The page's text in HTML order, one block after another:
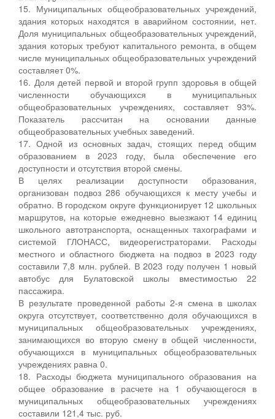
15. Муниципальных общеобразовательных учреждений,
здания которых находятся в аварийном состоянии, нет.
Доля муниципальных общеобразовательных учреждений,
здания которых требуют капитального ремонта, в общем
числе муниципальных общеобразовательных учреждений
составляет 0%.
16. Доля детей первой и второй групп здоровья в общей
численности обучающихся в муниципальных
общеобразовательных учреждениях, составляет 93%.
Показатель рассчитан на основании данные
общеобразовательных учебных заведений.
17. Одной из основных задач, стоящих перед общим
образованием в 2023 году, была обеспечение его
доступности и отсутствия второй смены.
В целях реализации доступности образования,
организован подвоз 286 обучающихся к месту учебы и
обратно. В городском округе функционирует 12 школьных
маршрутов, на которые ежедневно выезжают 14 единиц
школьного автотранспорта, оснащенных тахографами и
системой ГЛОНАСС, видеорегистраторами. Расходы
местного и областного бюджета на подвоз в 2023 году
составили 7,8 млн. рублей. В 2023 году получен 1 новый
автобус для Булатовской школы вместимостью 22
пассажира.
В результате проведенной работы 2-я смена в школах
округа отсутствует, соответственно доля обучающихся в
муниципальных общеобразовательных учреждениях,
занимающихся во вторую смену в общей численности,
обучающихся в муниципальных общеобразовательных
учреждениях равна 0.
18. Расходы бюджета муниципального образования на
общее образование в расчете на 1 обучающегося в
муниципальных общеобразовательных учреждениях
составили 121,4 тыс. руб.